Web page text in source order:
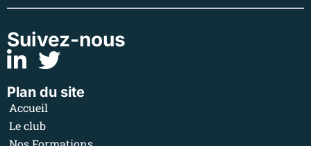
Suivez-nous
Plan du site
Accueil
Le club